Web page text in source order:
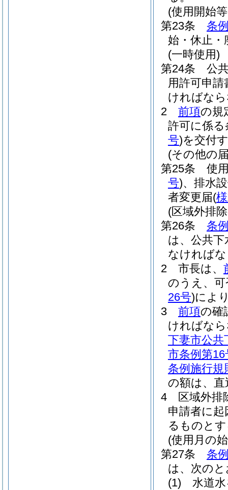
(使用開始
第23条
条
始・休止・
(一時使用)
第24条
公
用許可申請
ければな
2
前項の規
許可に係る
号)を交付
(その他の
第25条
使
号)、排水
者変更届(
(区域外排
第26条
条
は、公共下
なければ
2
市長は、
のうえ、可
26号)によ
3
前項の確
ければな
下妻市公共
市条例第16
条例施行規
の額は、
4
区域外
申請者に
るものと
(使用月の
第27条
条
は、次の
(1)
水道